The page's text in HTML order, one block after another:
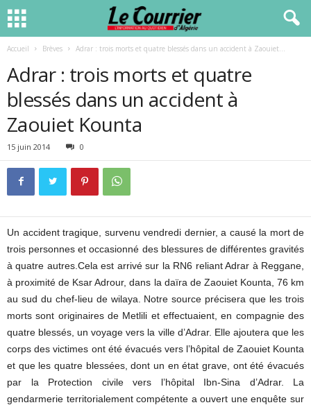
Accueil Brèves Adrar : trois morts et quatre blessés dans un accident à Zaouiet...
Adrar : trois morts et quatre
blessés dans un accident à
Zaouiet Kounta
15 juin 2014 0
Un accident tragique, survenu vendredi dernier, a causé la mort de
trois personnes et occasionné des blessures de différentes gravités
à quatre autres.Cela est arrivé sur la RN6 reliant Adrar à Reggane,
à proximité de Ksar Adrour, dans la daïra de Zaouiet Kounta, 76 km
au sud du chef-lieu de wilaya. Notre source précisera que les trois
morts sont originaires de Metlili et effectuaient, en compagnie des
quatre blessés, un voyage vers la ville d’Adrar. Elle ajoutera que les
corps des victimes ont été évacués vers l’hôpital de Zaouiet Kounta
et que les quatre blessées, dont un en état grave, ont été évacués
par la Protection civile vers l’hôpital Ibn-Sina d’Adrar. La
gendarmerie territorialement compétente a ouvert une enquête sur